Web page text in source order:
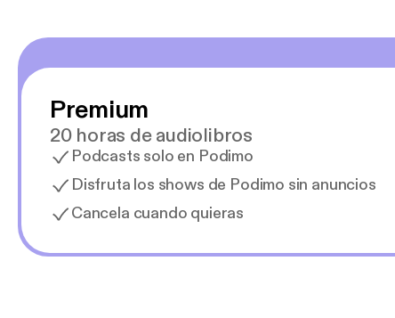
Premium
20 horas de audiolibros
Podcasts solo en Podimo
Disfruta los shows de Podimo sin anuncios
Cancela cuando quieras